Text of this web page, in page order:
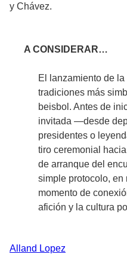
y Chávez.
A CONSIDERAR…
El lanzamiento de
tradiciones más
beisbol. Antes de
invitada —desde
presidentes o
tiro ceremonial
de arranque del
simple protocolo, en
momento de
afición y la cultura
Alland Lopez